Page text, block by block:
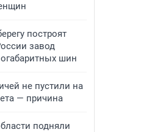
построят
завод
шин
не пустили на
— причина
подняли